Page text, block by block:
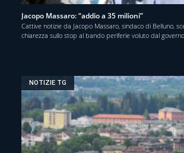
Jacopo Massaro: “addio a 35 milioni”
Cattive notizie da Jacopo Massaro, sindaco di Belluno,
chiarezza sullo stop al bando periferie voluto dal governo.
NOTIZIE TG